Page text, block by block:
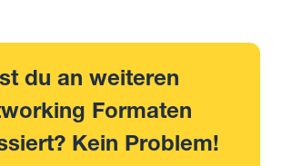
du an weiteren
Formaten
Kein Problem!